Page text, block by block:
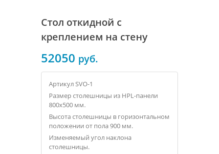
Стол откидной с
креплением на стену
52050 руб.
Артикул SVO-1
Размер столешницы из HPL-панели
800x500 мм.
Высота столешницы в горизонтальном
положении от пола 900 мм.
Изменяемый угол наклона
столешницы.